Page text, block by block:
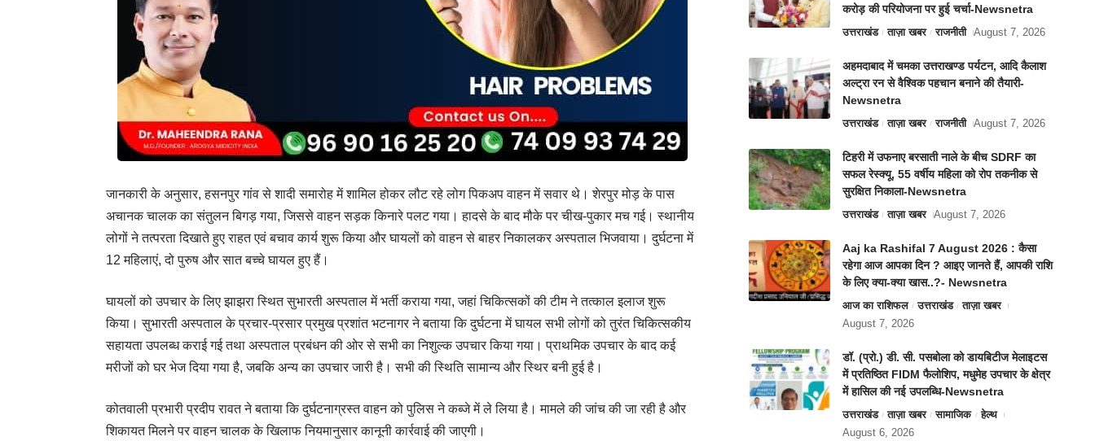
जानकारी के अनुसार, हसनपुर गांव से शादी समारोह में शामिल होकर लौट रहे लोग पिकअप वाहन में सवार थे। शेरपुर मोड़ के पास
अचानक चालक का संतुलन बिगड़ गया, जिससे वाहन सड़क किनारे पलट गया। हादसे के बाद मौके पर चीख-पुकार मच गई। स्थानीय
लोगों ने तत्परता दिखाते हुए राहत एवं बचाव कार्य शुरू किया और घायलों को वाहन से बाहर निकालकर अस्पताल भिजवाया। दुर्घटना में
12 महिलाएं, दो पुरुष और सात बच्चे घायल हुए हैं।
घायलों को उपचार के लिए झाझरा स्थित सुभारती अस्पताल में भर्ती कराया गया, जहां चिकित्सकों की टीम ने तत्काल इलाज शुरू
किया। सुभारती अस्पताल के प्रचार-प्रसार प्रमुख प्रशांत भटनागर ने बताया कि दुर्घटना में घायल सभी लोगों को तुरंत चिकित्सकीय
सहायता उपलब्ध कराई गई तथा अस्पताल प्रबंधन की ओर से सभी का निशुल्क उपचार किया गया। प्राथमिक उपचार के बाद कई
मरीजों को घर भेज दिया गया है, जबकि अन्य का उपचार जारी है। सभी की स्थिति सामान्य और स्थिर बनी हुई है।
कोतवाली प्रभारी प्रदीप रावत ने बताया कि दुर्घटनाग्रस्त वाहन को पुलिस ने कब्जे में ले लिया है। मामले की जांच की जा रही है और
शिकायत मिलने पर वाहन चालक के खिलाफ नियमानुसार कानूनी कार्रवाई की जाएगी।
करोड़ की परियोजना पर हुई चर्चा-Newsnetra
उत्तराखंड ताज़ा खबर राजनीती August 7, 2026
अहमदाबाद में चमका उत्तराखण्ड पर्यटन, आदि कैलाश
अल्ट्रा रन से वैश्विक पहचान बनाने की तैयारी-
Newsnetra
उत्तराखंड ताज़ा खबर राजनीती August 7, 2026
टिहरी में उफनाए बरसाती नाले के बीच SDRF का
सफल रेस्क्यू, 55 वर्षीय महिला को रोप तकनीक से
सुरक्षित निकाला-Newsnetra
उत्तराखंड ताज़ा खबर August 7, 2026
Aaj ka Rashifal 7 August 2026 : कैसा
रहेगा आज आपका दिन ? आइए जानते हैं, आपकी राशि
के लिए क्या-क्या खास..?- Newsnetra
आज का राशिफल उत्तराखंड
ताज़ा खबर
August 7, 2026
डॉ. (प्रो.) डी. सी. पसबोला को डायबिटीज मेलाइटस
में प्रतिष्ठित FIDM फैलोशिप, मधुमेह उपचार के क्षेत्र
में हासिल की नई उपलब्धि-Newsnetra
उत्तराखंड ताज़ा खबर सामाजिक
हेल्थ
August 6, 2026